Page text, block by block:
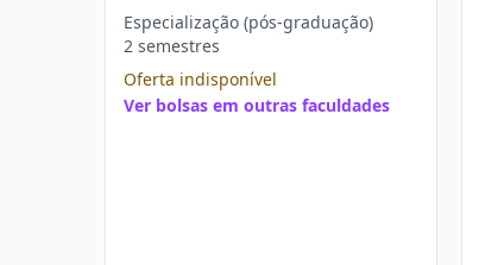
Especialização (pós-graduação)
2 semestres
Oferta indisponível
Ver bolsas em outras faculdades